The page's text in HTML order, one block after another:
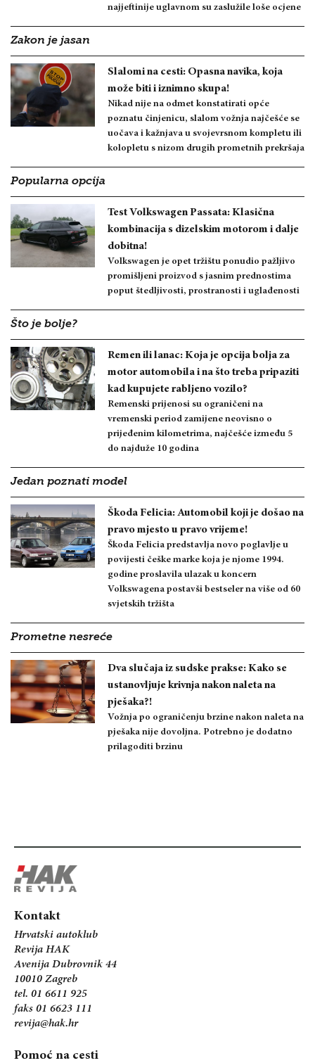
najjeftinije uglavnom su zaslužile loše ocjene
Zakon je jasan
Slalomi na cesti: Opasna navika, koja
može biti i iznimno skupa!
Nikad nije na odmet konstatirati opće
poznatu činjenicu, slalom vožnja najčešće se
uočava i kažnjava u svojevrsnom kompletu ili
kolopletu s nizom drugih prometnih prekršaja
Popularna opcija
Test Volkswagen Passata: Klasična
kombinacija s dizelskim motorom i dalje
dobitna!
Volkswagen je opet tržištu ponudio pažljivo
promišljeni proizvod s jasnim prednostima
poput štedljivosti, prostranosti i uglađenosti
Što je bolje?
Remen ili lanac: Koja je opcija bolja za
motor automobila i na što treba pripaziti
kad kupujete rabljeno vozilo?
Remenski prijenosi su ograničeni na
vremenski period zamijene neovisno o
prijeđenim kilometrima, najčešće između 5
do najduže 10 godina
Jedan poznati model
Škoda Felicia: Automobil koji je došao na
pravo mjesto u pravo vrijeme!
Škoda Felicia predstavlja novo poglavlje u
povijesti češke marke koja je njome 1994.
godine proslavila ulazak u koncern
Volkswagena postavši bestseler na više od 60
svjetskih tržišta
Prometne nesreće
Dva slučaja iz sudske prakse: Kako se
ustanovljuje krivnja nakon naleta na
pješaka?!
Vožnja po ograničenju brzine nakon naleta na
pješaka nije dovoljna. Potrebno je dodatno
prilagoditi brzinu
Kontakt
Hrvatski autoklub
Revija HAK
Avenija Dubrovnik 44
10010 Zagreb
tel. 01 6611 925
faks 01 6623 111
revija@hak.hr
Pomoć na cesti